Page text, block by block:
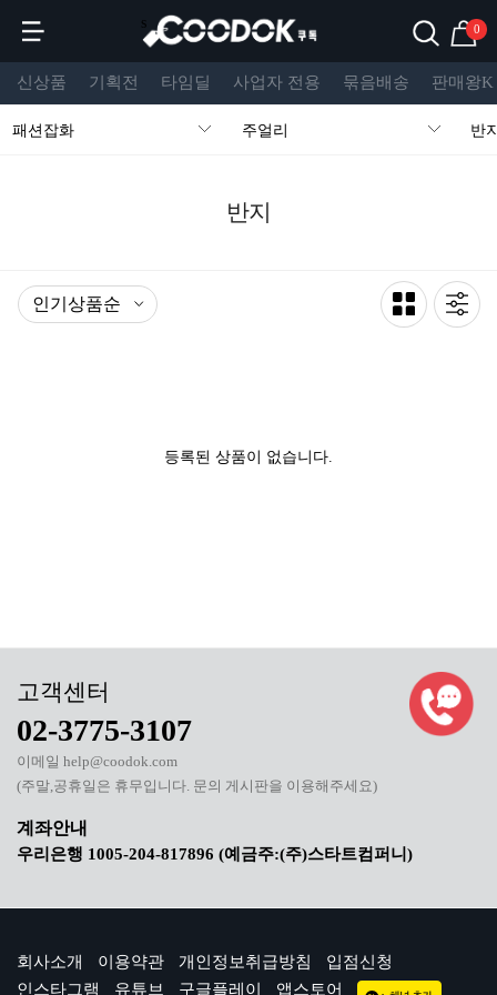
s 0
신상품 기획전 타임딜 사업자 전용 묶음배송 판매왕K
패션잡화 주얼리 반
반지
등록된 상품이 없습니다.
02-3775-3107
이메일 help@coodok.com
(주말,공휴일은 휴무입니다. 문의 게시판을 이용해주세요)
우리은행 1005-204-817896 (예금주:(주)스타트컴퍼니)
회사소개 이용약관 개인정보취급방침
입점신청
인스타그램
유튜브 구글플레이 앱스토어